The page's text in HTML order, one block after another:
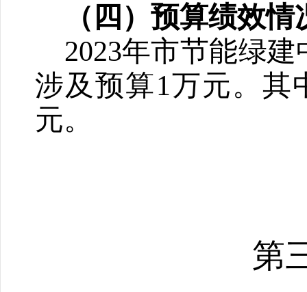
（四）预算绩效情
2023年市节能绿
涉及预算1万元。其
元。
第